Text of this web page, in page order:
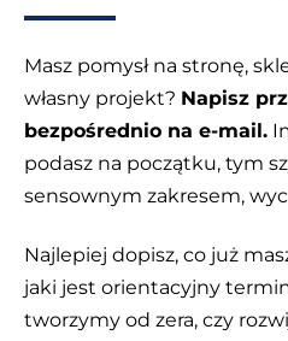
Masz pomysł na stronę,
własny projekt? Napisz
bezpośrednio na e-mail.
podasz na początku, tym
sensownym zakresem,
Najlepiej dopisz, co już
jaki jest orientacyjny
tworzymy od zera, czy